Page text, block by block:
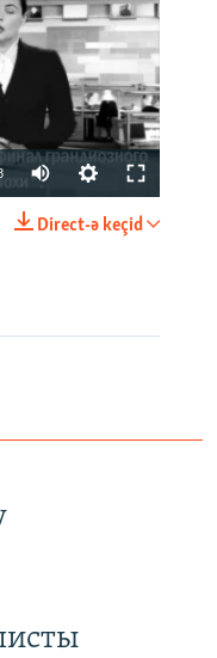
available
Direct-ə keçid